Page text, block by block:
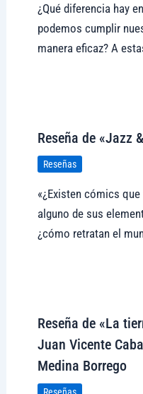
¿Qué diferencia hay
podemos cumplir
manera eficaz? A
Reseña de «Jazz
Reseñas
«¿Existen cómics
alguno de sus
¿cómo retratan el
Reseña de «La
Juan Vicente
Medina Borrego